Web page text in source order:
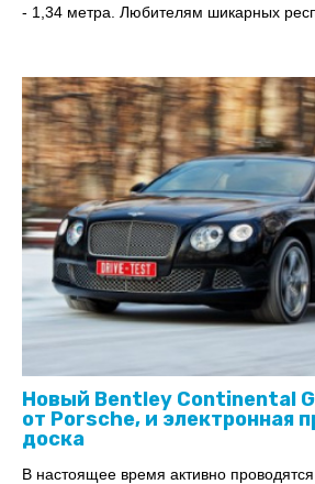
- 1,34 метра. Любителям шикарных
Новый Bentley Continental
от Porsche, и электронная
доска
В настоящее время активно